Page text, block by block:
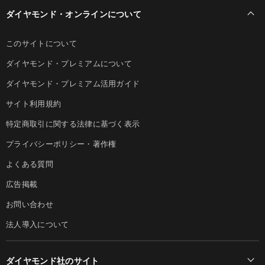
ダイヤモンド・オンラインについて
このサイトについて
ダイヤモンド・プレミアムについて
ダイヤモンド・プレミアム活用ガイド
サイト利用規約
特定商取引に関する法律に基づく表示
プライバシーポリシー・著作権
よくある質問
広告掲載
お問い合わせ
法人導入について
ダイヤモンド社のサイト